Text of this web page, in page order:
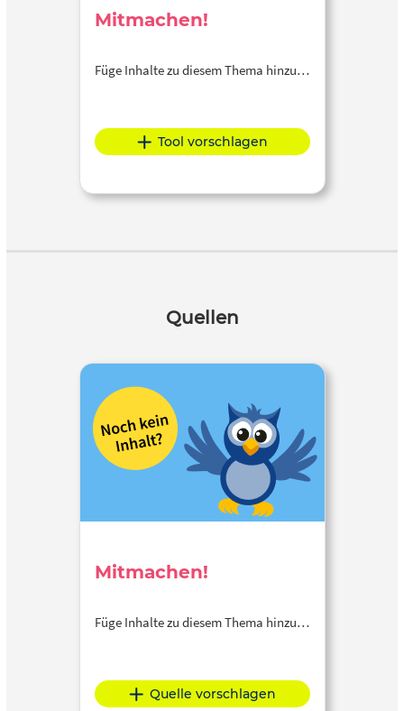
Mitmachen!
Füge Inhalte zu diesem Thema hinzu…
Tool vorschlagen
Quellen
Mitmachen!
Füge Inhalte zu diesem Thema hinzu…
Quelle vorschlagen